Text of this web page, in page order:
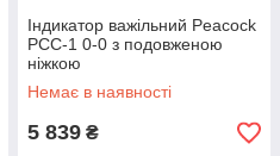
Індикатор важільний Peacock
PCC-1 0-0 з подовженою
ніжкою
Немає в наявності
5 839 ₴